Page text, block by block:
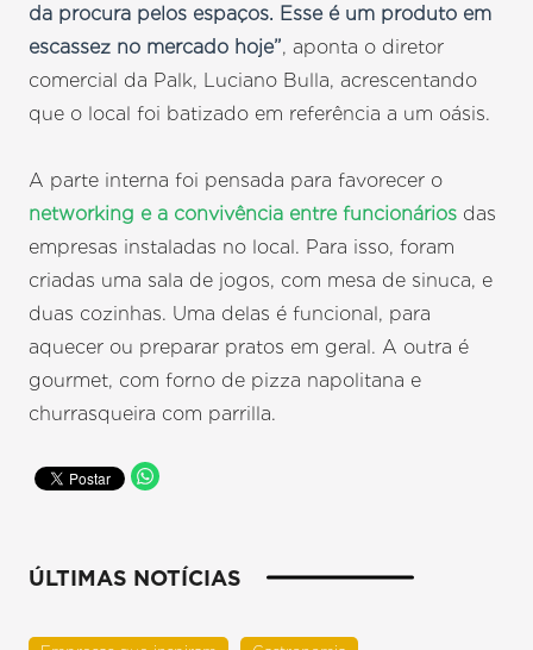
da procura pelos espaços. Esse é um produto em
escassez no mercado hoje”, aponta o diretor
comercial da Palk, Luciano Bulla, acrescentando
que o local foi batizado em referência a um oásis.
A parte interna foi pensada para favorecer o
networking e a convivência entre funcionários das
empresas instaladas no local. Para isso, foram
criadas uma sala de jogos, com mesa de sinuca, e
duas cozinhas. Uma delas é funcional, para
aquecer ou preparar pratos em geral. A outra é
gourmet, com forno de pizza napolitana e
churrasqueira com parrilla.
ÚLTIMAS NOTÍCIAS